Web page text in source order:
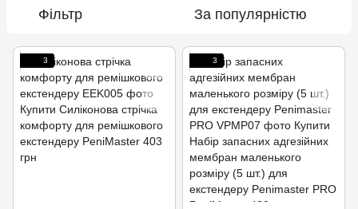
Фільтр За популярністю
3 3